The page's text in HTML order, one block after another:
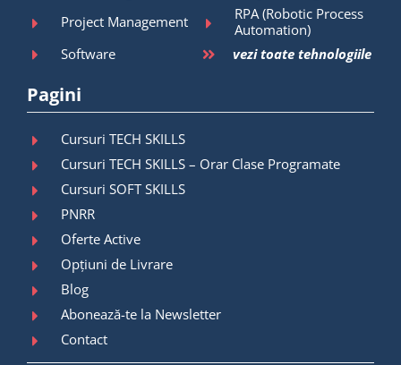
Project Management
RPA (Robotic Process
Automation)
Software
vezi toate tehnologiile
Pagini
Cursuri TECH SKILLS
Cursuri TECH SKILLS – Orar Clase Programate
Cursuri SOFT SKILLS
PNRR
Oferte Active
Opțiuni de Livrare
Blog
Abonează-te la Newsletter
Contact